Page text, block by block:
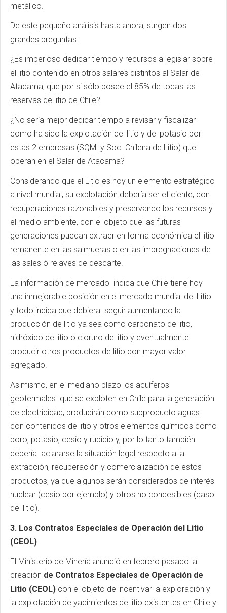
metálico.
De este pequeño análisis hasta ahora, surgen dos
grandes preguntas:
¿Es imperioso dedicar tiempo y recursos a legislar sobre
el litio contenido en otros salares distintos al Salar de
Atacama, que por si sólo posee el 85% de todas las
reservas de litio de Chile?
¿No sería mejor dedicar tiempo a revisar y fiscalizar
como ha sido la explotación del litio y del potasio por
estas 2 empresas (SQM y Soc. Chilena de Litio) que
operan en el Salar de Atacama?
Considerando que el Litio es hoy un elemento estratégico
a nivel mundial, su explotación debería ser eficiente, con
recuperaciones razonables y preservando los recursos y
el medio ambiente, con el objeto que las futuras
generaciones puedan extraer en forma económica el litio
remanente en las salmueras o en las impregnaciones de
las sales ó relaves de descarte.
La información de mercado indica que Chile tiene hoy
una inmejorable posición en el mercado mundial del Litio
y todo indica que debiera seguir aumentando la
producción de litio ya sea como carbonato de litio,
hidróxido de litio o cloruro de litio y eventualmente
producir otros productos de litio con mayor valor
agregado.
Asimismo, en el mediano plazo los acuíferos
geotermales que se exploten en Chile para la generación
de electricidad, producirán como subproducto aguas
con contenidos de litio y otros elementos químicos como
boro, potasio, cesio y rubidio y, por lo tanto también
debería aclararse la situación legal respecto a la
extracción, recuperación y comercialización de estos
productos, ya que algunos serán considerados de interés
nuclear (cesio por ejemplo) y otros no concesibles (caso
del litio).
3. Los Contratos Especiales de Operación del Litio
(CEOL)
El Ministerio de Minería anunció en febrero pasado la
creación de Contratos Especiales de Operación de
Litio (CEOL) con el objeto de incentivar la exploración y
la explotación de yacimientos de litio existentes en Chile y